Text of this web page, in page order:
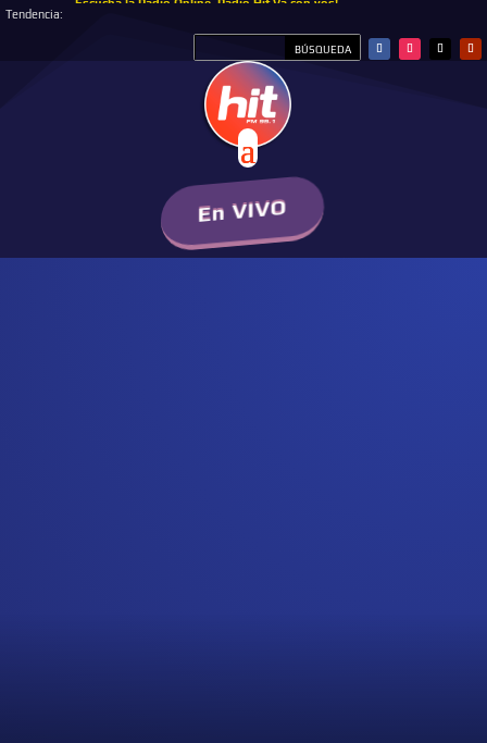
Tendencia:
Escucha la Radio Online, Radio Hit Va con vos!
En VIVO